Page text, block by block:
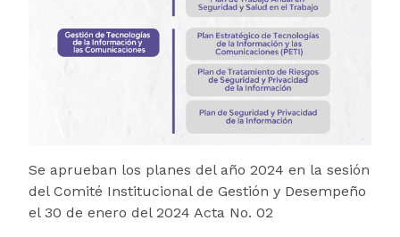
Se aprueban los planes del año 2024 en la sesión
del Comité Institucional de Gestión y Desempeño
el 30 de enero del 2024 Acta No. 02